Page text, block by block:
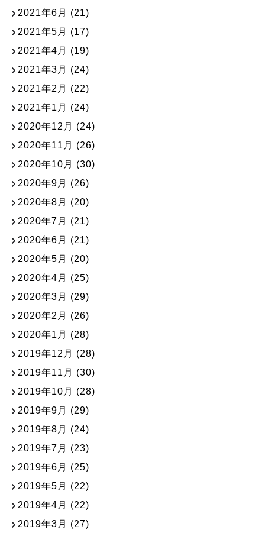
2021年6月 (21)
2021年5月 (17)
2021年4月 (19)
2021年3月 (24)
2021年2月 (22)
2021年1月 (24)
2020年12月 (24)
2020年11月 (26)
2020年10月 (30)
2020年9月 (26)
2020年8月 (20)
2020年7月 (21)
2020年6月 (21)
2020年5月 (20)
2020年4月 (25)
2020年3月 (29)
2020年2月 (26)
2020年1月 (28)
2019年12月 (28)
2019年11月 (30)
2019年10月 (28)
2019年9月 (29)
2019年8月 (24)
2019年7月 (23)
2019年6月 (25)
2019年5月 (22)
2019年4月 (22)
2019年3月 (27)